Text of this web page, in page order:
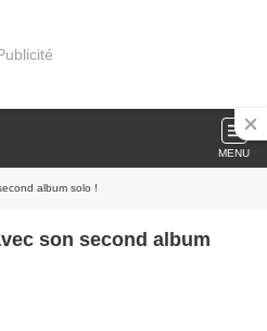
MENU
album solo !
son second album